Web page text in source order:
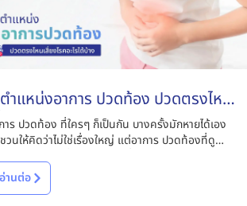
ำแหน่งอาการ ปวดท้อง ปวดตรงไหน
งโรคอะไรได้บ้าง
าร ปวดท้อง ที่ใครๆ ก็เป็นกัน บางครั้งมักหายได้เอง
วนให้คิดว่าไม่ใช่เรื่องใหญ่ แต่อาการ ปวดท้องที่ดู
ดไม่ถึง
อ่านต่อ